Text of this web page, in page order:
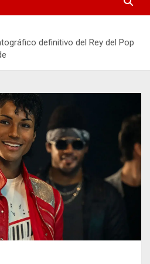
definitivo del Rey del Pop